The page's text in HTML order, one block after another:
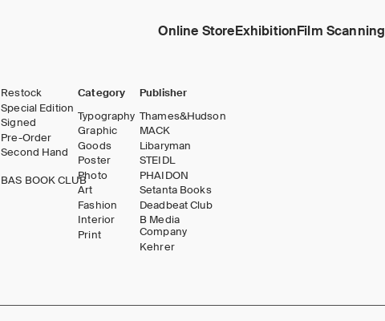
Online StoreExhibitionFilm Scanning
Restock
Special Edition
Signed
Pre-Order
Second Hand
BAS BOOK CLUB
Category
Typography
Graphic
Goods
Poster
Photo
Art
Fashion
Interior
Print
Publisher
Thames&Hudson
MACK
Libaryman
STEIDL
PHAIDON
Setanta Books
Deadbeat Club
B Media
Company
Kehrer